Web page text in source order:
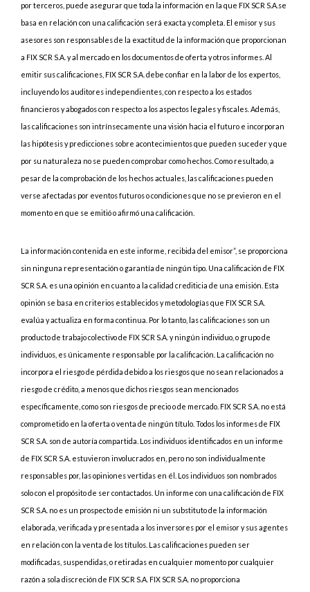
por terceros, puede asegurar que toda la información en la que FIX SCR S.A.se
basa en relación con una calificación será exacta y completa. El emisor y sus
asesores son responsables de la exactitud de la información que proporcionan
a FIX SCR S.A. y al mercado en los documentos de oferta y otros informes. Al
emitir sus calificaciones, FIX SCR S.A. debe confiar en la labor de los expertos,
incluyendo los auditores independientes, con respecto a los estados
financieros y abogados con respecto a los aspectos legales y fiscales. Además,
las calificaciones son intrínsecamente una visión hacia el futuro e incorporan
las hipótesis y predicciones sobre acontecimientos que pueden suceder y que
por su naturaleza no se pueden comprobar como hechos. Como resultado, a
pesar de la comprobación de los hechos actuales, las calificaciones pueden
verse afectadas por eventos futuros o condiciones que no se previeron en el
momento en que se emitió o afirmó una calificación.
La información contenida en este informe, recibida del emisor”, se proporciona
sin ninguna representación o garantía de ningún tipo. Una calificación de FIX
SCR S.A. es una opinión en cuanto a la calidad crediticia de una emisión. Esta
opinión se basa en criterios establecidos y metodologías que FIX SCR S.A.
evalúa y actualiza en forma continua. Por lo tanto, las calificaciones son un
producto de trabajo colectivo de FIX SCR S.A. y ningún individuo, o grupo de
individuos, es únicamente responsable por la calificación. La calificación no
incorpora el riesgo de pérdida debido a los riesgos que no sean relacionados a
riesgo de crédito, a menos que dichos riesgos sean mencionados
específicamente, como son riesgos de precio o de mercado. FIX SCR S.A. no está
comprometido en la oferta o venta de ningún título. Todos los informes de FIX
SCR S.A. son de autoría compartida. Los individuos identificados en un informe
de FIX SCR S.A. estuvieron involucrados en, pero no son individualmente
responsables por, las opiniones vertidas en él. Los individuos son nombrados
solo con el propósito de ser contactados. Un informe con una calificación de FIX
SCR S.A. no es un prospecto de emisión ni un substituto de la información
elaborada, verificada y presentada a los inversores por el emisor y sus agentes
en relación con la venta de los títulos. Las calificaciones pueden ser
modificadas, suspendidas, o retiradas en cualquier momento por cualquier
razón a sola discreción de FIX SCR S.A. FIX SCR S.A. no proporciona